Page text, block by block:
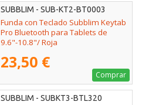
SUBBLIM - SUB-KT2-BT0003
Funda con Teclado Subblim Keytab
Pro Bluetooth para Tablets de
9.6"-10.8"/ Roja
23,50 €
Comprar
SUBBLIM - SUBKT3-BTL320